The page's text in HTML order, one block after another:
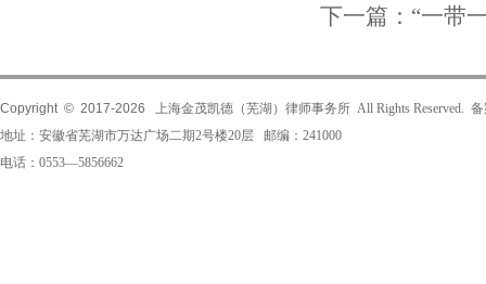
下一篇： “一带
Copyright © 2017-2026
上海金茂凯德（芜湖）律师事务所 All Rights Reserved.
地址：安徽省芜湖市万达广场二期2号楼20层 邮编：241000
电话：0553—5856662